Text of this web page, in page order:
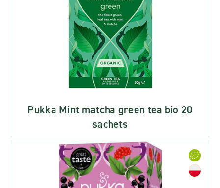
Pukka Mint matcha green tea bio 20
sachets